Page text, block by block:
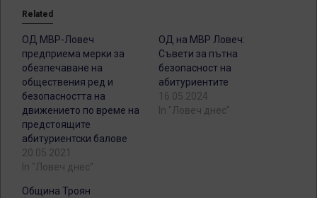
Related
ОД МВР-Ловеч
предприема мерки за
обезпечаване на
обществения ред и
безопасността на
движението по време на
предстоящите
абитуриентски балове
20.05.2021
In "Ловеч днес"
ОД на МВР Ловеч:
Съвети за пътна
безопасност на
абитуриентите
16.05.2024
In "Ловеч днес"
Община Троян